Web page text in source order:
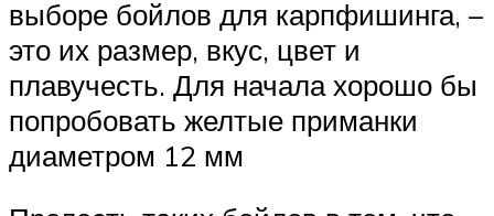
выборе бойлов для карпфишинга, –
это их размер, вкус, цвет и
плавучесть. Для начала хорошо бы
попробовать желтые приманки
диаметром 12 мм